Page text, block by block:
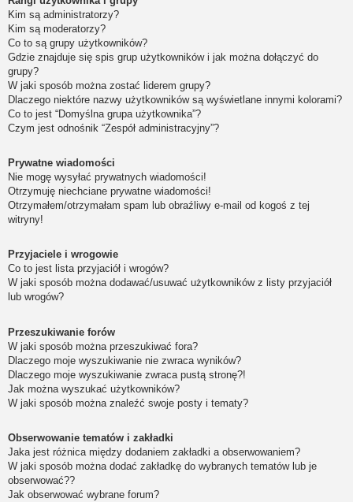
Kim są administratorzy?
Kim są moderatorzy?
Co to są grupy użytkowników?
Gdzie znajduje się spis grup użytkowników i jak można dołączyć do
grupy?
W jaki sposób można zostać liderem grupy?
Dlaczego niektóre nazwy użytkowników są wyświetlane innymi kolorami?
Co to jest “Domyślna grupa użytkownika”?
Czym jest odnośnik “Zespół administracyjny”?
Prywatne wiadomości
Nie mogę wysyłać prywatnych wiadomości!
Otrzymuję niechciane prywatne wiadomości!
Otrzymałem/otrzymałam spam lub obraźliwy e-mail od kogoś z tej
witryny!
Przyjaciele i wrogowie
Co to jest lista przyjaciół i wrogów?
W jaki sposób można dodawać/usuwać użytkowników z listy przyjaciół
lub wrogów?
Przeszukiwanie forów
W jaki sposób można przeszukiwać fora?
Dlaczego moje wyszukiwanie nie zwraca wyników?
Dlaczego moje wyszukiwanie zwraca pustą stronę?!
Jak można wyszukać użytkowników?
W jaki sposób można znaleźć swoje posty i tematy?
Obserwowanie tematów i zakładki
Jaka jest różnica między dodaniem zakładki a obserwowaniem?
W jaki sposób można dodać zakładkę do wybranych tematów lub je
obserwować??
Jak obserwować wybrane forum?